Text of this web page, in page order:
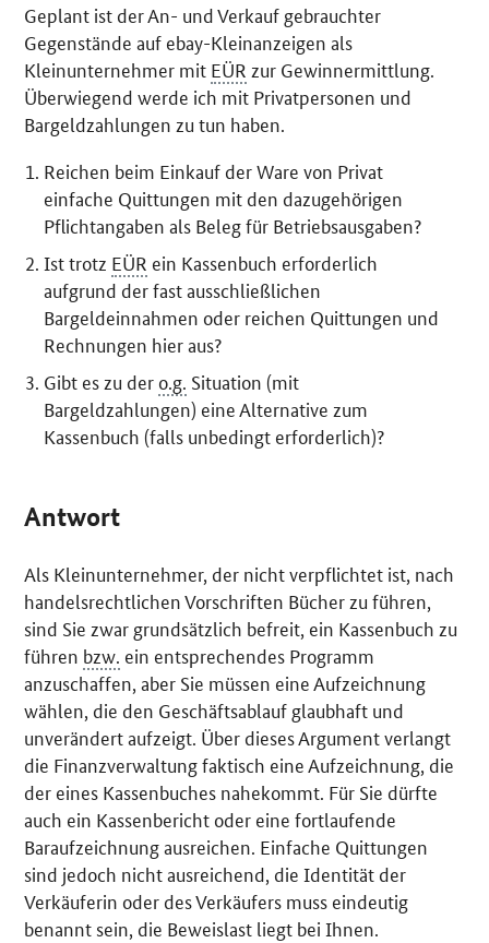
Geplant ist der An- und Verkauf gebrauchter
Gegenstände auf ebay-Kleinanzeigen als
Kleinunternehmer mit EÜR zur Gewinnermittlung.
Überwiegend werde ich mit Privatpersonen und
Bargeldzahlungen zu tun haben.
Reichen beim Einkauf der Ware von Privat
einfache Quittungen mit den dazugehörigen
Pflichtangaben als Beleg für Betriebsausgaben?
Ist trotz EÜR ein Kassenbuch erforderlich
aufgrund der fast ausschließlichen
Bargeldeinnahmen oder reichen Quittungen und
Rechnungen hier aus?
Gibt es zu dero.g. Situation (mit
Bargeldzahlungen) eine Alternative zum
Kassenbuch (falls unbedingt erforderlich)?
Antwort
Als Kleinunternehmer, der nicht verpflichtet ist, nach
handelsrechtlichen Vorschriften Bücher zu führen,
sind Sie zwar grundsätzlich befreit, ein Kassenbuch zu
führen bzw. ein entsprechendes Programm
anzuschaffen, aber Sie müssen eine Aufzeichnung
wählen, die den Geschäftsablauf glaubhaft und
unverändert aufzeigt. Über dieses Argument verlangt
die Finanzverwaltung faktisch eine Aufzeichnung, die
der eines Kassenbuches nahekommt. Für Sie dürfte
auch ein Kassenbericht oder eine fortlaufende
Baraufzeichnung ausreichen. Einfache Quittungen
sind jedoch nicht ausreichend, die Identität der
Verkäuferin oder des Verkäufers muss eindeutig
benannt sein, die Beweislast liegt bei Ihnen.